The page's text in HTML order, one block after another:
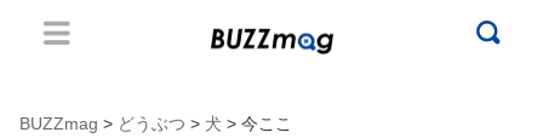
BUZZmag > どうぶつ > 犬 > 今ここ